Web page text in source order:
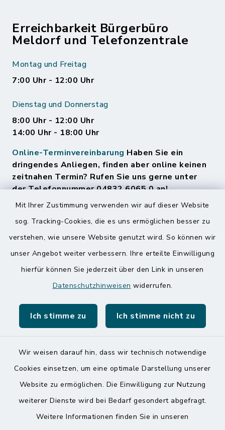
Mit Ihrer Zustimmung verwenden wir auf dieser Website
sog. Tracking-Cookies, die es uns ermöglichen besser zu
verstehen, wie unsere Website genutzt wird. So können wir
unser Angebot weiter verbessern. Ihre erteilte Einwilligung
hierfür können Sie jederzeit über den Link in unseren
Datenschutzhinweisen widerrufen.
Ich stimme zu Ich stimme nicht zu
Wir weisen darauf hin, dass wir technisch notwendige
Cookies einsetzen, um eine optimale Darstellung unserer
Website zu ermöglichen. Die Einwilligung zur Nutzung
weiterer Dienste wird bei Bedarf gesondert abgefragt.
Weitere Informationen finden Sie in unseren
Erreichbarkeit Bürgerbüro
Meldorf und Telefonzentrale
Montag und Freitag
7:00 Uhr - 12:00 Uhr
Dienstag und Donnerstag
8:00 Uhr - 12:00 Uhr
14:00 Uhr - 18:00 Uhr
Online-Terminvereinbarung Haben Sie ein
dringendes Anliegen, finden aber online keinen
zeitnahen Termin? Rufen Sie uns gerne unter
der Telefonnummer 04832 6065 0 an!
Quicklinks
Amt Mitteldithmarschen
Speicherkoog Meldorfer Koog
Kontakt
Datenschutz